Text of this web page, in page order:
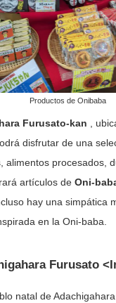
Productos de Onibaba
Furusato-kan ,
disfrutar de una
alimentos procesados,
artículos de Oni-
hay una simpática
en la Oni-baba.
Furusato
natal de Adachigahara